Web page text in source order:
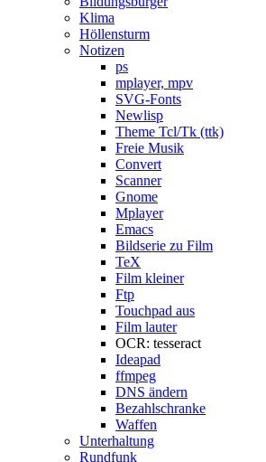
Klima
Höllensturm
Notizen
ps
mplayer, mpv
SVG-Fonts
Newlisp
Theme Tcl/Tk (ttk)
Freie Musik
Convert
Scanner
Gnome
Mplayer
Emacs
Bildserie zu Film
TeX
Film kleiner
Ftp
Touchpad aus
Film lauter
OCR: tesseract
Ideapad
ffmpeg
DNS ändern
Bezahlschranke
Waffen
Unterhaltung
Rundfunk